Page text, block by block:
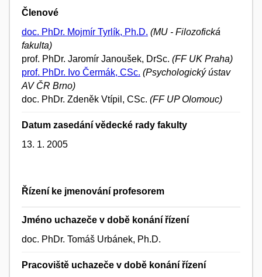
Členové
doc. PhDr. Mojmír Tyrlík, Ph.D. (MU - Filozofická
fakulta)
prof. PhDr. Jaromír Janoušek, DrSc. (FF UK Praha)
prof. PhDr. Ivo Čermák, CSc. (Psychologický ústav
AV ČR Brno)
doc. PhDr. Zdeněk Vtípil, CSc. (FF UP Olomouc)
Datum zasedání vědecké rady fakulty
13. 1. 2005
Řízení ke jmenování profesorem
Jméno uchazeče v době konání řízení
doc. PhDr. Tomáš Urbánek, Ph.D.
Pracoviště uchazeče v době konání řízení